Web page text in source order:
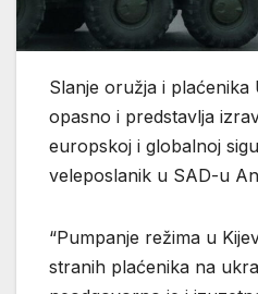
Slanje oružja i plaćenika
opasno i predstavlja
europskoj i globalnoj
veleposlanik u SAD-u
“Pumpanje režima u
stranih plaćenika na